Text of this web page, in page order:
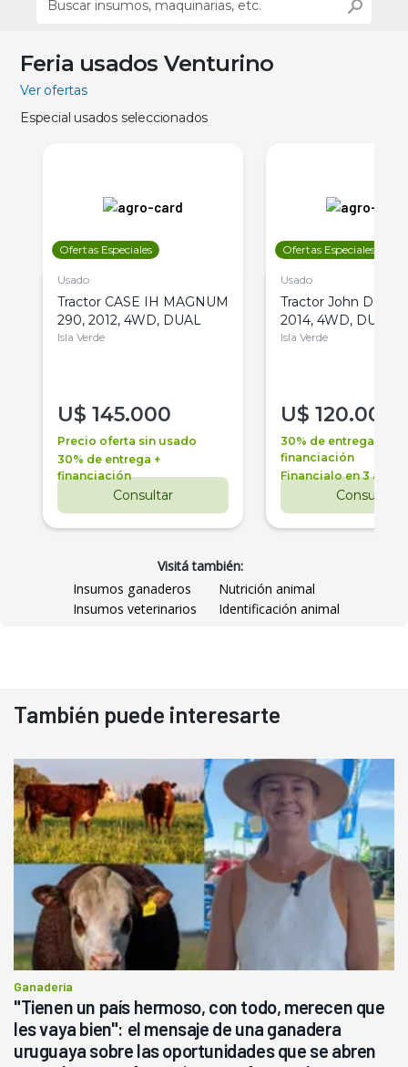
Feria usados Venturino
Ver ofertas
Especial usados seleccionados
Ofertas Especiales
Usado
Tractor CASE IH MAGNUM
290, 2012, 4WD, DUAL
Isla Verde
U$ 145.000
Precio oferta sin usado
30% de entrega +
financiación
Consultar
Ofertas Especiales
Usado
Tractor John Deere
2014, 4WD, DUAL
Isla Verde
U$ 120.000
30% de entrega +
financiación
Financialo en 3 años
Consultar
Visitá también:
Insumos ganaderos
Nutrición animal
Insumos veterinarios
Identificación animal
También puede interesarte
Ganadería
"Tienen un país hermoso, con todo, merecen que
les vaya bien": el mensaje de una ganadera
uruguaya sobre las oportunidades que se abren